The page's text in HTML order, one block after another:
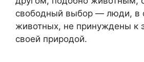
свободный выбор — люди, в
животных, не принуждены к
своей природой.